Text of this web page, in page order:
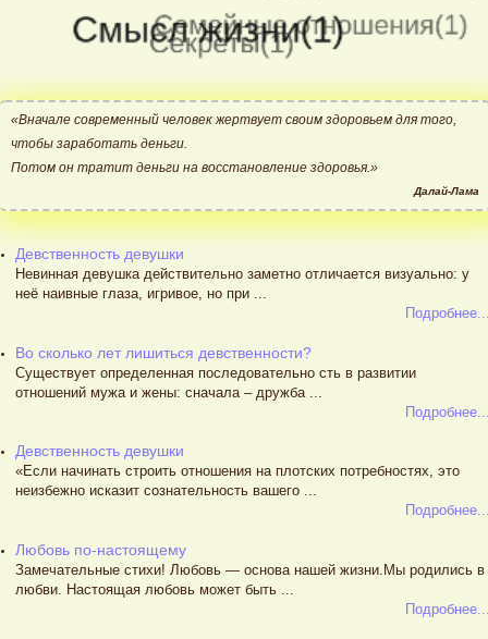
«Вначале современный человек жертвует своим здоровьем для того,
чтобы заработать деньги.
Потом он тратит деньги на восстановление здоровья.»
Далай-Лама
Девственность девушки
Невинная девушка действительно заметно отличается визуально: у
неё наивные глаза, игривое, но при ...
Во сколько лет лишиться девственности?
Существует определенная последовательно сть в развитии
отношений мужа и жены: сначала – дружба ...
Девственность девушки
«Если начинать строить отношения на плотских потребностях, это
неизбежно исказит сознательность вашего ...
Любовь по-настоящему
Замечательные стихи! Любовь — основа нашей жизни.Мы родились в
любви. Настоящая любовь может быть ...